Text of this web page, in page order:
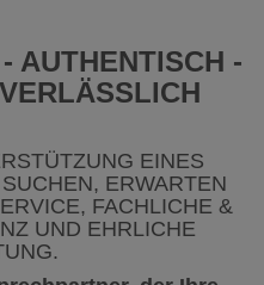
AUTHENTISCH -
EINES
ERWARTEN
FACHLICHE &
UND EHRLICHE